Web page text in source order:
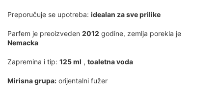
Preporučuje se upotreba: idealan za sve prilike
Parfem je preoizveden 2012 godine, zemlja porekla je
Nemacka
Zapremina i tip: 125 ml , toaletna voda
Mirisna grupa: orijentalni fužer